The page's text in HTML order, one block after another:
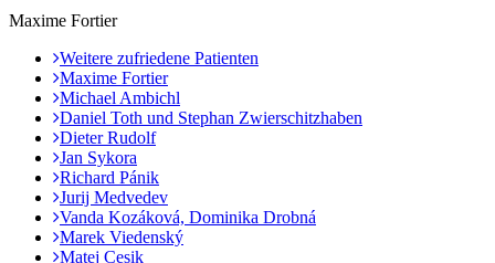
Maxime Fortier
Weitere zufriedene Patienten
Maxime Fortier
Michael Ambichl
Daniel Toth und Stephan Zwierschitzhaben
Dieter Rudolf
Jan Sykora
Richard Pánik
Jurij Medvedev
Vanda Kozáková, Dominika Drobná
Marek Viedenský
Matej Cesik